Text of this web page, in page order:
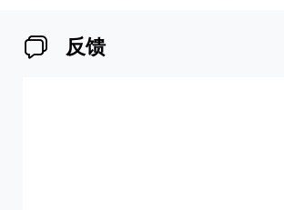
反馈